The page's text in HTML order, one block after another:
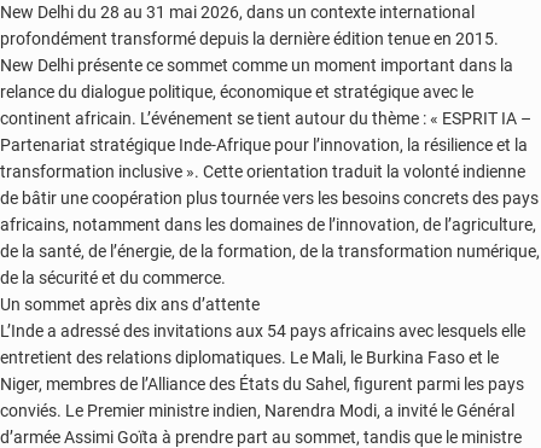
New Delhi du 28 au 31 mai 2026, dans un contexte international
profondément transformé depuis la dernière édition tenue en 2015.
New Delhi présente ce sommet comme un moment important dans la
relance du dialogue politique, économique et stratégique avec le
continent africain. L’événement se tient autour du thème : « ESPRIT IA –
Partenariat stratégique Inde-Afrique pour l’innovation, la résilience et la
transformation inclusive ». Cette orientation traduit la volonté indienne
de bâtir une coopération plus tournée vers les besoins concrets des pays
africains, notamment dans les domaines de l’innovation, de l’agriculture,
de la santé, de l’énergie, de la formation, de la transformation numérique,
de la sécurité et du commerce.
Un sommet après dix ans d’attente
L’Inde a adressé des invitations aux 54 pays africains avec lesquels elle
entretient des relations diplomatiques. Le Mali, le Burkina Faso et le
Niger, membres de l’Alliance des États du Sahel, figurent parmi les pays
conviés. Le Premier ministre indien, Narendra Modi, a invité le Général
d’armée Assimi Goïta à prendre part au sommet, tandis que le ministre